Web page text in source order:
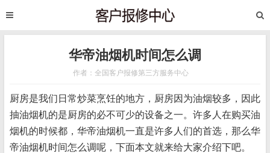
华帝油烟机时间怎么调
作者：全国客户报修第三方服务中心
厨房是我们日常炒菜烹饪的地方，厨房因为油烟较多，因此
抽油烟机的是厨房的必不可少的设备之一。许多人在购买油
烟机的时候都，华帝油烟机一直是许多人们的首选，那么华
帝油烟机时间怎么调呢，下面本文就来给大家介绍下吧。